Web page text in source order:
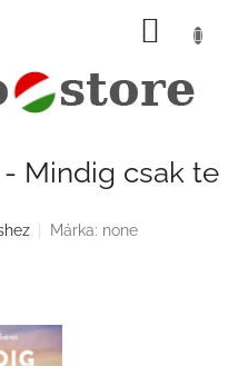
KOSÁR
Mindig csak te
Márka: none